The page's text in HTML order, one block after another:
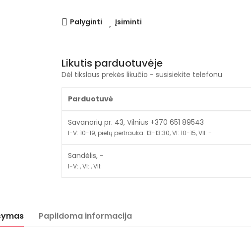
Palyginti Įsiminti
Likutis parduotuvėje
Dėl tikslaus prekės likučio - susisiekite telefonu
Parduotuvė
Savanorių pr. 43, Vilnius +370 651 89543
I-V: 10-19, pietų pertrauka: 13-13:30, VI: 10-15, VII: -
Sandėlis, -
I-V: , VI: , VII:
Papildoma informacija